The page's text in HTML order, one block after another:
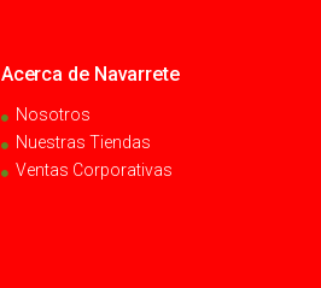
Acerca de Navarrete
Nosotros
Nuestras Tiendas
Ventas Corporativas